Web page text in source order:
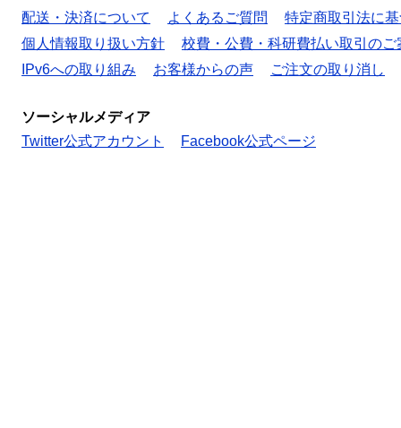
配送・決済について
よくあるご質問
特定商取引法に
個人情報取り扱い方針
校費・公費・科研費払い取引のご
IPv6への取り組み
お客様からの声 ご注文の取り消し
ソーシャルメディア
Twitter公式アカウント
Facebook公式ページ